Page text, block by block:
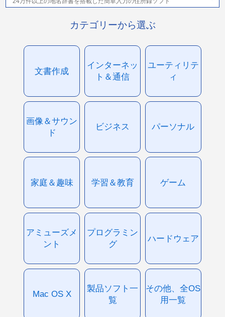
カテゴリーから選ぶ
文書作成
インターネッ
ト＆通信
ユーティリテ
ィ
画像＆サウン
ド
ビジネス パーソナル
家庭＆趣味 学習＆教育 ゲーム
アミューズメ
ント
プログラミン
グ
ハードウェア
Mac OS X
製品ソフト一
覧
その他、全OS
用一覧